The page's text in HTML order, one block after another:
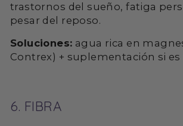
trastornos del sueño, fatiga
pesar del reposo.
Soluciones: agua rica en
Contrex) + suplementación si es
6. FIBRA